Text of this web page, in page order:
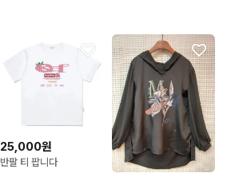
25,000원
반팔 티 팝니다